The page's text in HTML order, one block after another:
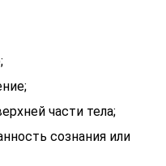
части тела;
сознания или